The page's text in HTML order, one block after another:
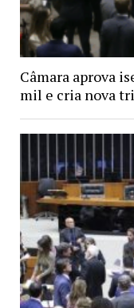
Câmara aprova
mil e cria nova